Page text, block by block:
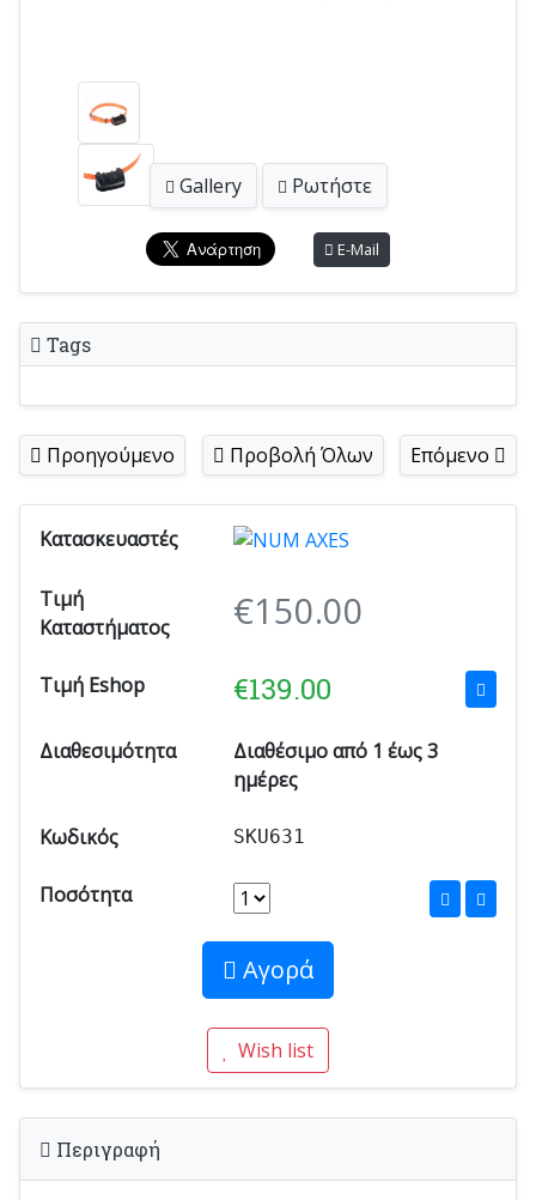
Gallery Ρωτήστε
E-Mail
Tags
Προηγούμενο Προβολή Όλων Επόμενο
Κατασκευαστές
Τιμή
Καταστήματος
€150.00
Τιμή Eshop €139.00
Διαθεσιμότητα
Διαθέσιμο από 1 έως 3
ημέρες
Κωδικός SKU631
Ποσότητα
Αγορά
Wish list
Περιγραφή